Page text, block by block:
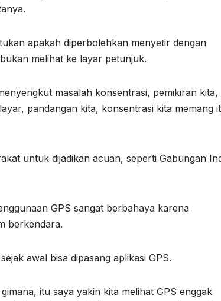
apakah diperbolehkan menyetir dengan
melihat ke layar petunjuk.
masalah konsentrasi, pemikiran
pandangan kita, konsentrasi kita memang
untuk dijadikan acuan, seperti Gabungan
GPS sangat berbahaya karena
berkendara.
awal bisa dipasang aplikasi GPS.
itu saya yakin kita melihat GPS enggak